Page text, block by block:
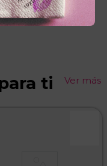
ti Ver más